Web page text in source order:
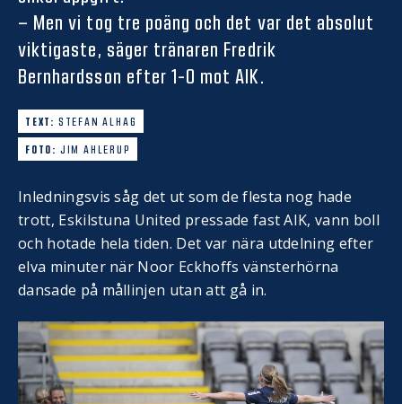
– Men vi tog tre poäng och det var det absolut
viktigaste, säger tränaren Fredrik
Bernhardsson efter 1-0 mot AIK.
TEXT: STEFAN ALHAG
FOTO: JIM AHLERUP
Inledningsvis såg det ut som de flesta nog hade
trott, Eskilstuna United pressade fast AIK, vann boll
och hotade hela tiden. Det var nära utdelning efter
elva minuter när Noor Eckhoffs vänsterhörna
dansade på mållinjen utan att gå in.